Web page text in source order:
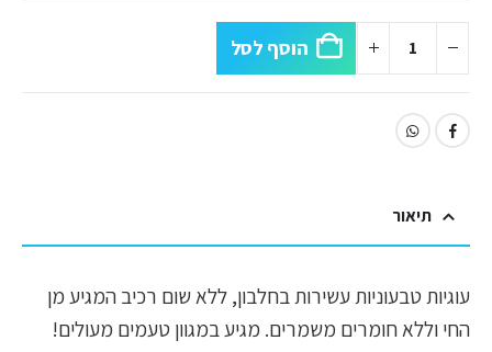
הוסף לסל
תיאור
עוגיות טבעוניות עשירות בחלבון, ללא שום רכיב המגיע מן
החי וללא חומרים משמרים. מגיע במגוון טעמים מעולים!